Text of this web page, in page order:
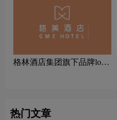
‌格林酒店集团旗下品牌logo
热门文章